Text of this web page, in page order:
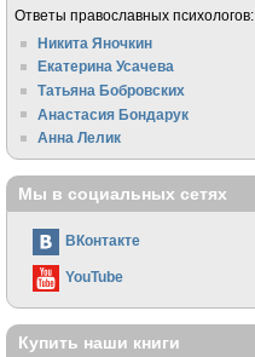
Ответы православных психологов:
Никита Яночкин
Екатерина Усачева
Татьяна Бобровских
Анастасия Бондарук
Анна Лелик
Мы в социальных сетях
ВКонтакте
YouTube
Купить наши книги